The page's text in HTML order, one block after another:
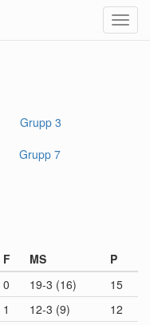
Grupp 3
Grupp 7
F MS
P
0 19-3 (16)
15
1 12-3 (9)
12